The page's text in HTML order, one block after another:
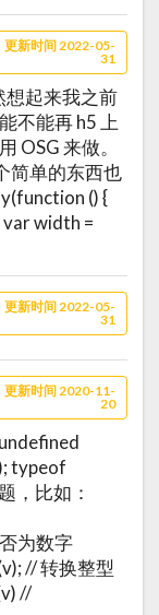
更新时间 2022-05-
31
起来我之前
不能再 h5 上
OSG 来做。
简单的东西也
() {
width =
更新时间 2022-05-
31
更新时间 2020-11-
20
typeof
，比如：
为数字
// 转换整型
//